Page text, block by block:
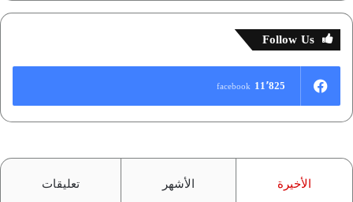
Follow Us
11٬825 facebook
الأخيرة الأشهر تعليقات